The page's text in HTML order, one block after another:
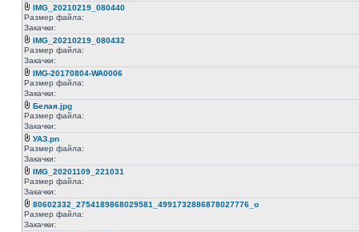
IMG_20210219_080440
Размер файла:
Закачки:
IMG_20210219_080432
Размер файла:
Закачки:
IMG-20170804-WA0006
Размер файла:
Закачки:
Белая.jpg
Размер файла:
Закачки:
УАЗ.pn
Размер файла:
Закачки:
IMG_20201109_221031
Размер файла:
Закачки:
80602332_2754189868029581_4991732886878027776_o
Размер файла:
Закачки: